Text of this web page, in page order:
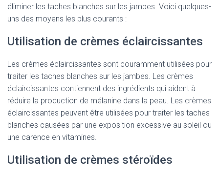
éliminer les taches blanches sur les jambes. Voici quelques-
uns des moyens les plus courants :
Utilisation de crèmes éclaircissantes
Les crèmes éclaircissantes sont couramment utilisées pour
traiter les taches blanches sur les jambes. Les crèmes
éclaircissantes contiennent des ingrédients qui aident à
réduire la production de mélanine dans la peau. Les crèmes
éclaircissantes peuvent être utilisées pour traiter les taches
blanches causées par une exposition excessive au soleil ou
une carence en vitamines.
Utilisation de crèmes stéroïdes